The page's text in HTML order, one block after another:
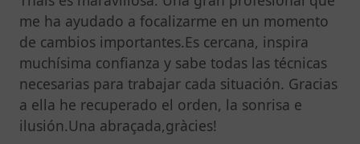
me ha ayudado a focalizarme en un momento
de cambios importantes.Es cercana, inspira
muchísima confianza y sabe todas las técnicas
necesarias para trabajar cada situación. Gracias
a ella he recuperado el orden, la sonrisa e
ilusión.Una abraçada,gràcies!